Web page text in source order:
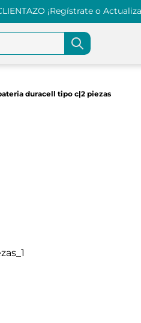
¡Regístrate o
duracell tipo c|2 piezas